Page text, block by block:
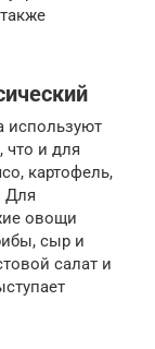
используют
что и для
картофель,
Для
овощи
сыр и
салат и